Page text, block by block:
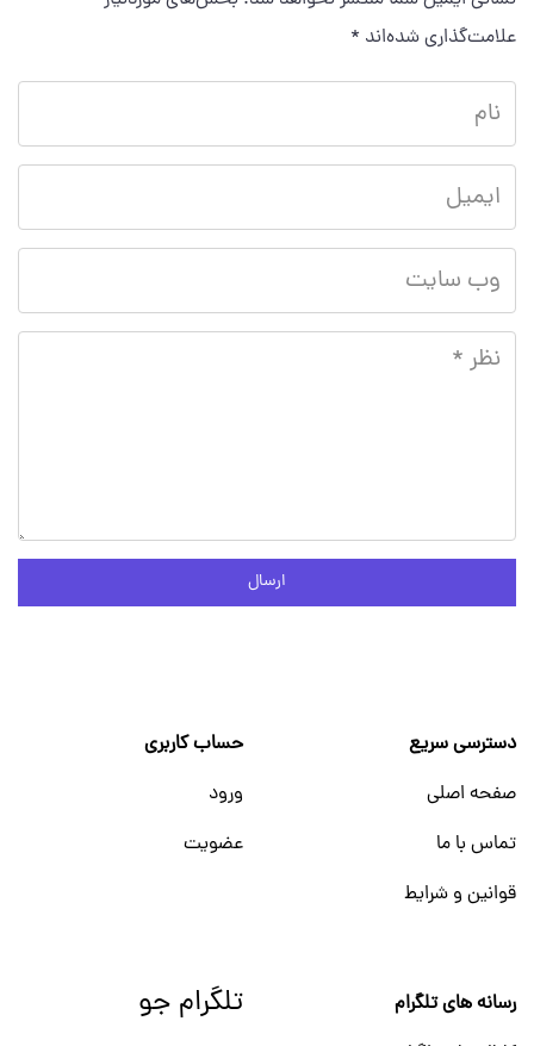
علامت‌گذاری شده‌اند *
ارسال
دسترسی سریع
صفحه اصلی
تماس با ما
قوانین و شرایط
حساب کاربری
ورود
عضویت
رسانه های تلگرام
تلگرام جو